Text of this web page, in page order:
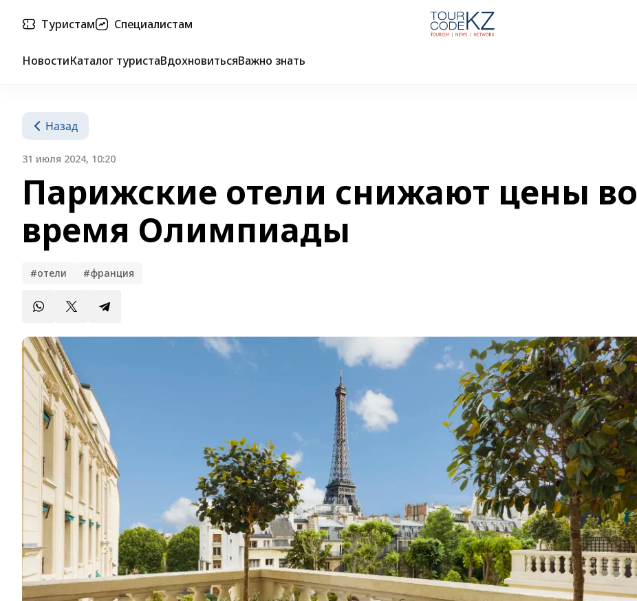
Туристам Специалистам
НовостиКаталог туристаВдохновитьсяВажно знать
Назад
31 июля 2024, 10:20
Парижские отели снижают цены во
время Олимпиады
#отели #франция